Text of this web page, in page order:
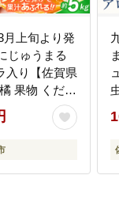
月上旬より発
じゅうまる
入り【佐賀県
果物 くだも
】(H116162)